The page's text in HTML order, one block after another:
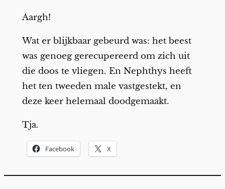
Aargh!
Wat er blijkbaar gebeurd was: het beest
was genoeg gerecupereerd om zich uit
die doos te vliegen. En Nephthys heeft
het ten tweeden male vastgestekt, en
deze keer helemaal doodgemaakt.
Tja.
Facebook X